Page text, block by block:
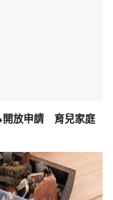
開放申請 育兒家庭